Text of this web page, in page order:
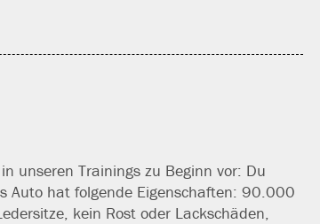
unse­ren Trainings zu Beginn vor: Du
Auto hat fol­gen­de Eigenschaften: 90.000
kein Rost oder Lackschäden,